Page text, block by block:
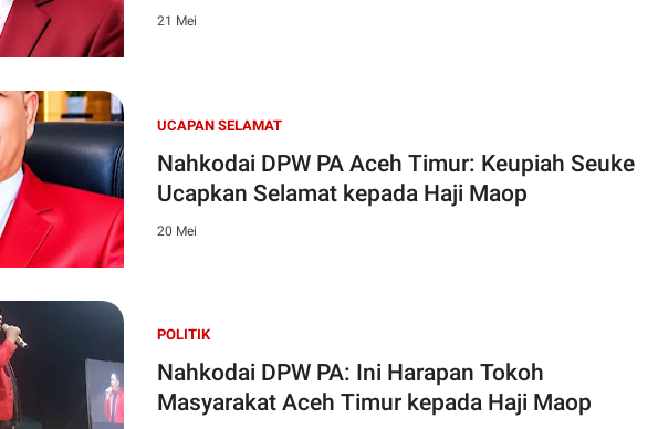
21 Mei
UCAPAN SELAMAT
Nahkodai DPW PA Aceh Timur: Keupiah Seuke
Ucapkan Selamat kepada Haji Maop
20 Mei
POLITIK
Nahkodai DPW PA: Ini Harapan Tokoh
Masyarakat Aceh Timur kepada Haji Maop